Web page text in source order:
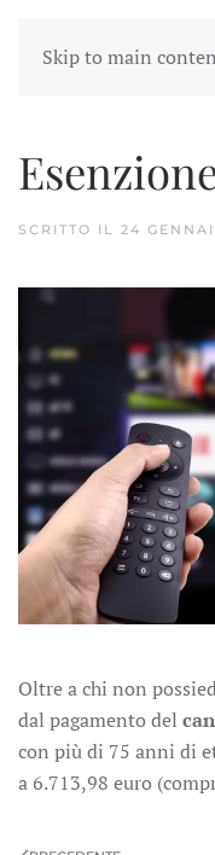
Skip to main
SCRITTO IL 24
Oltre a chi non
dal pagamento del
con più di 75 anni di
a 6.713,98 euro